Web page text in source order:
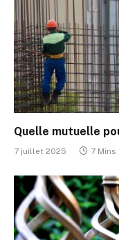
Quelle mutuelle
7 juillet 2025 7 Mins